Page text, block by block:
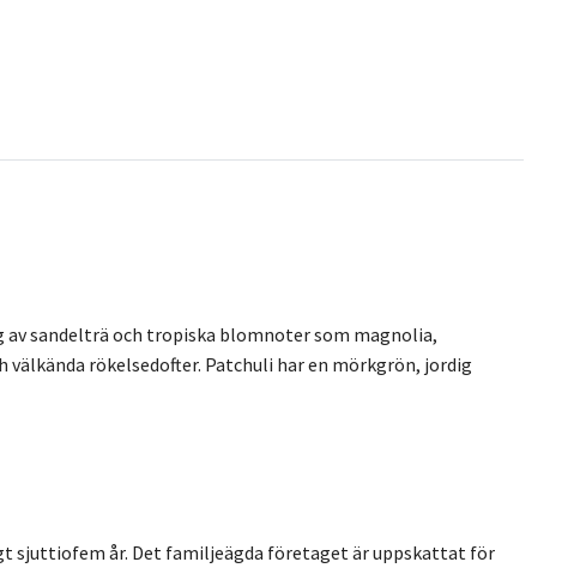
av sandelträ och tropiska blomnoter som magnolia,
välkända rökelsedofter. Patchuli har en mörkgrön, jordig
sjuttiofem år. Det familjeägda företaget är uppskattat för